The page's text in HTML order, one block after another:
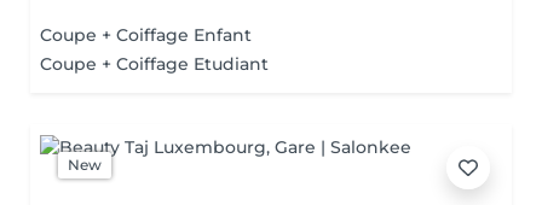
Coupe + Coiffage Enfant
Coupe + Coiffage Etudiant
New